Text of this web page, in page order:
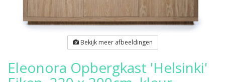
Bekijk meer afbeeldingen
Eleonora Opbergkast 'Helsinki'